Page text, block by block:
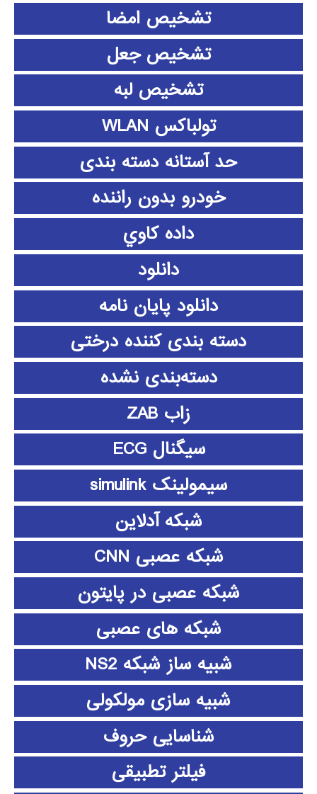
تشخیص امضا
تشخیص جعل
تشخیص لبه
تولباکس WLAN
حد آستانه دسته بندی
خودرو بدون راننده
داده كاوي
دانلود
دانلود پايان نامه
دسته بندی کننده درختی
دسته‌بندی نشده
زاب ZAB
سیگنال ECG
سیمولینک simulink
شبکه آدلاین
شبکه عصبی CNN
شبکه عصبی در پایتون
شبکه های عصبی
شبیه ساز شبکه NS2
شبیه سازی مولکولی
شناسایی حروف
فیلتر تطبیقی